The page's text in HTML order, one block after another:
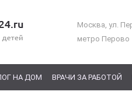
Москва, ул.
метро Перово
НА ДОМ ВРАЧИ ЗА РАБОТОЙ